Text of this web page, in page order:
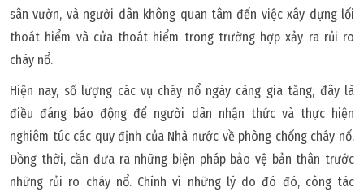
sân vườn, và người dân không quan tâm đến việc xây dựng lối
thoát hiểm và cửa thoát hiểm trong trường hợp xảy ra rủi ro
cháy nổ.
Hiện nay, số lượng các vụ cháy nổ ngày càng gia tăng, đây là
điều đáng báo động để người dân nhận thức và thực hiện
nghiêm túc các quy định của Nhà nước về phòng chống cháy nổ.
Đồng thời, cần đưa ra những biện pháp bảo vệ bản thân trước
những rủi ro cháy nổ. Chính vì những lý do đó đó, công tác